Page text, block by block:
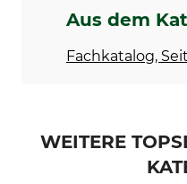
Das Biogarten-Praxisbuch –
Anleitung zumAus dem
Fachkatalog,
WEITERE